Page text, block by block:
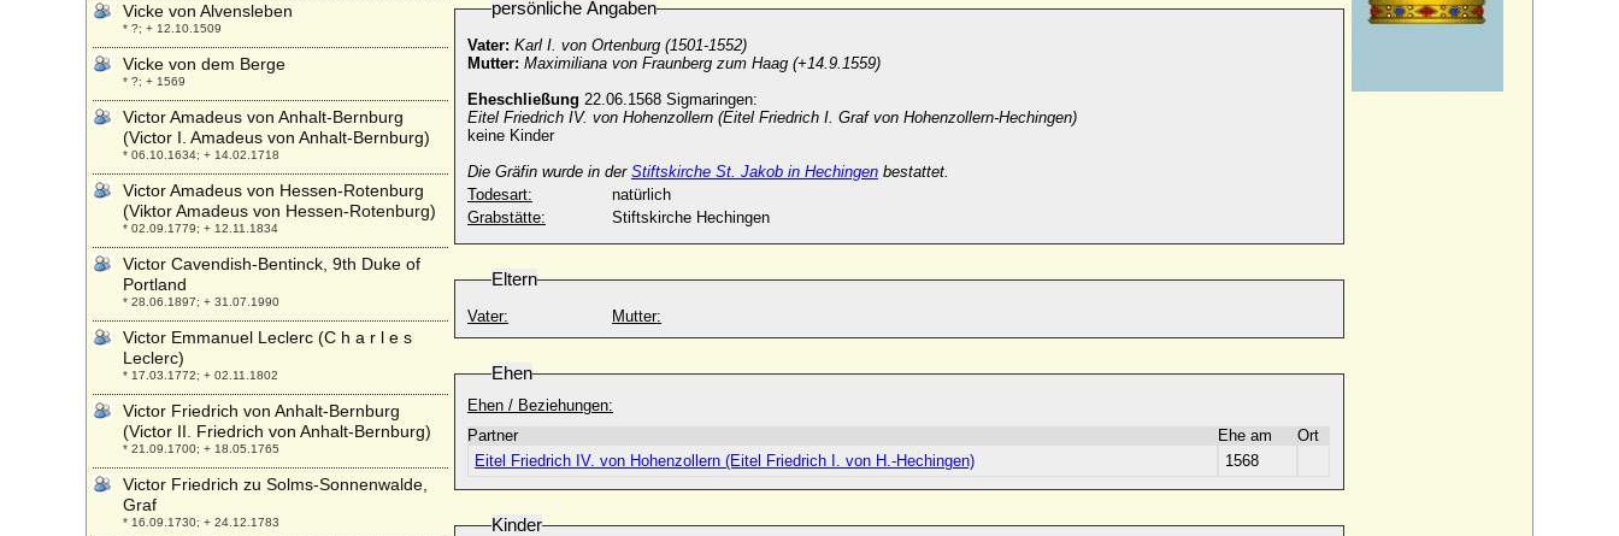
persönliche Angaben
Vater: Karl I. von Ortenburg (1501-1552)
Mutter: Maximiliana von Fraunberg zum Haag (+14.9.1559)
Eheschließung 22.06.1568 Sigmaringen:
Eitel Friedrich IV. von Hohenzollern (Eitel Friedrich I. Graf von Hohenzollern-Hechingen)
keine Kinder
Die Gräfin wurde in der Stiftskirche St. Jakob in Hechingen bestattet.
Todesart:
natürlich
Grabstätte:
Stiftskirche Hechingen
Eltern
Vater: Mutter:
Ehen
Ehen / Beziehungen:
Partner
Ehe am
Ort
Eitel Friedrich IV. von Hohenzollern (Eitel Friedrich I. von H.-Hechingen)
1568
Kinder
Vicke von Alvensleben
* ?; + 12.10.1509
Vicke von dem Berge
* ?; + 1569
Victor Amadeus von Anhalt-Bernburg
(Victor I. Amadeus von Anhalt-Bernburg)
* 06.10.1634; + 14.02.1718
Victor Amadeus von Hessen-Rotenburg
(Viktor Amadeus von Hessen-Rotenburg)
* 02.09.1779; + 12.11.1834
Victor Cavendish-Bentinck, 9th Duke of
Portland
* 28.06.1897; + 31.07.1990
Victor Emmanuel Leclerc (C h a r l e s
Leclerc)
* 17.03.1772; + 02.11.1802
Victor Friedrich von Anhalt-Bernburg
(Victor II. Friedrich von Anhalt-Bernburg)
* 21.09.1700; + 18.05.1765
Victor Friedrich zu Solms-Sonnenwalde,
Graf
* 16.09.1730; + 24.12.1783